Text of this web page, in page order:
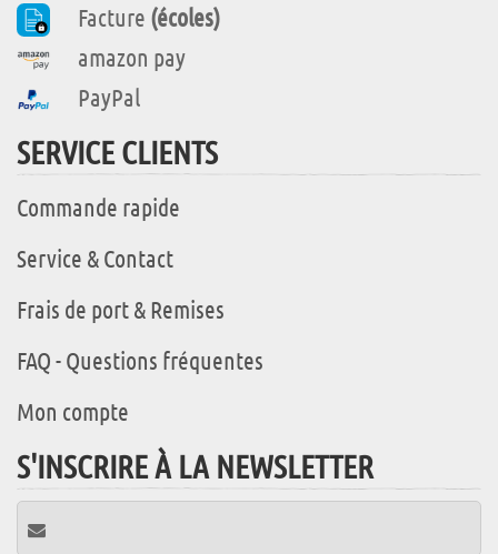
Facture (écoles)
amazon pay
PayPal
SERVICE CLIENTS
Commande rapide
Service & Contact
Frais de port & Remises
FAQ - Questions fréquentes
Mon compte
S'INSCRIRE À LA NEWSLETTER